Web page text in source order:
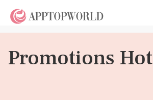
Promotions Hot